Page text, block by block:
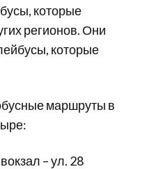
которые
регионов. Они
которые
маршруты в
– ул. 28